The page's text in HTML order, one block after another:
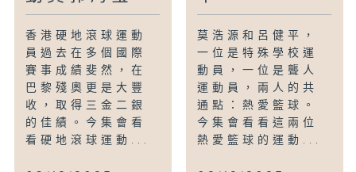
香港硬地滾球運動
員過去在多個國際
賽事成績斐然，在
巴黎殘奧更是大豐
收，取得三金二銀
的佳績。今集會看
看硬地滾球運動...
莫浩源和呂健平，
一位是特殊學校運
動員，一位是聾人
運動員，兩人的共
通點：熱愛籃球。
今集會看看這兩位
熱愛籃球的運動...